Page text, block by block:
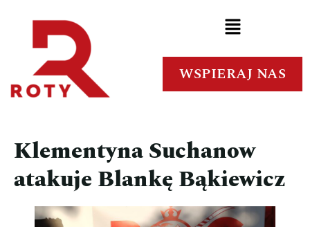
WSPIERAJ NAS
Klementyna Suchanow
atakuje Blankę Bąkiewicz